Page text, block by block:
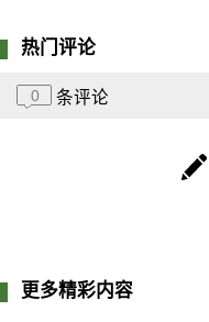
热门评论
0 条评论
更多精彩内容